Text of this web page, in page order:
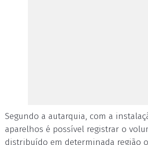
Segundo a autarquia, com a
aparelhos é possível registrar o
distribuído em determinada região